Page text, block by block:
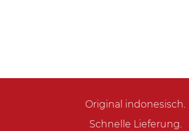
Original indonesisch.
Schnelle Lieferung.